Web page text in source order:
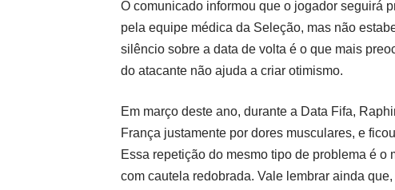
O comunicado informou que o jogador seguirá
pela equipe médica da Seleção, mas não
silêncio sobre a data de volta é o que mais
do atacante não ajuda a criar otimismo.
Em março deste ano, durante a Data Fifa,
França justamente por dores muscula­res, e
Essa repetição do mesmo tipo de problema é
com cautela redobrada. Vale lembrar ainda